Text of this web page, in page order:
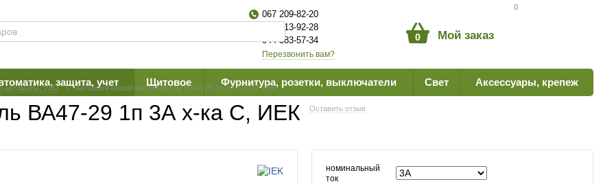
0
067 209-82-20
063 613-92-28
044 383-57-34
Перезвонить вам?
0 Мой заказ
защита, учет Щитовое Фурнитура, розетки, выключатели Свет Аксессуары, крепеж
УЗО Автоматичеcкий выключатель ВА47-29 1п 3А х-ка С, ИЕК
ВА47-29 1п 3А х-ка С, ИЕК Оставить отзыв
номинальный
ток